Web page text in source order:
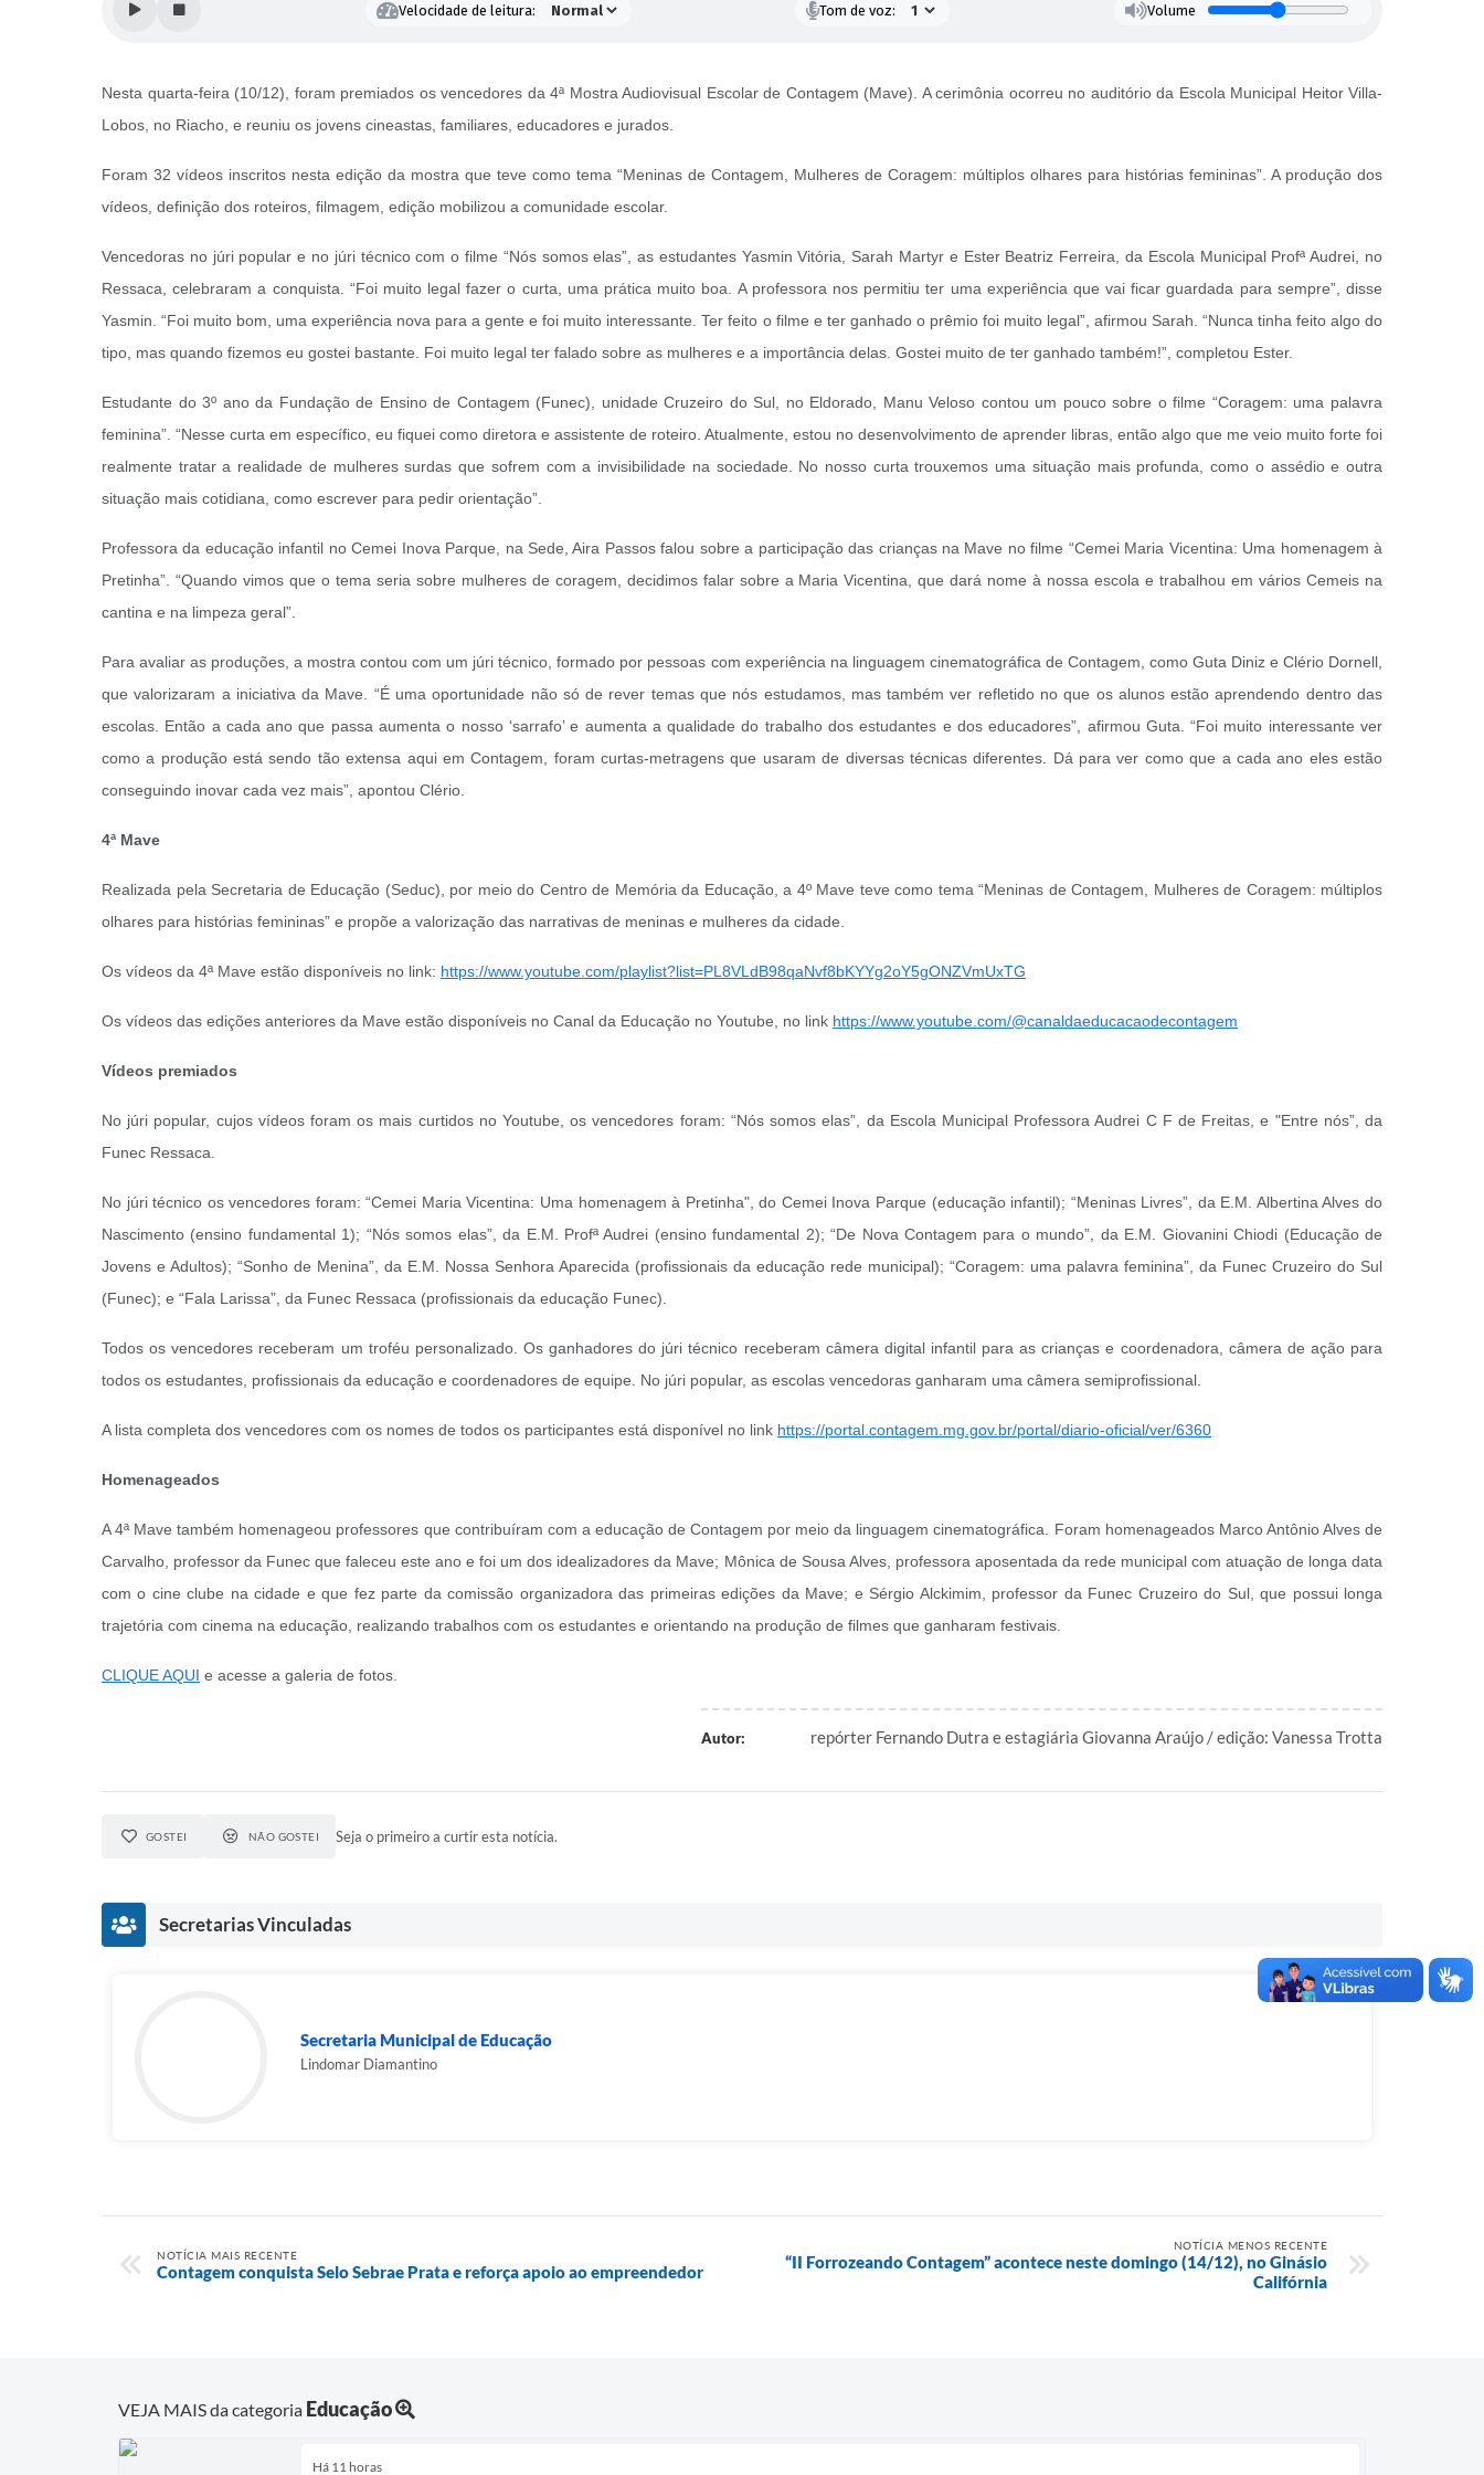
Velocidade de leitura: Tom de voz: Volume
Nesta quarta-feira (10/12), foram premiados os vencedores da 4ª Mostra Audiovisual Escolar de Contagem (Mave). A cerimônia ocorreu no auditório da Escola Municipal Heitor Villa-
Lobos, no Riacho, e reuniu os jovens cineastas, familiares, educadores e jurados.
Foram 32 vídeos inscritos nesta edição da mostra que teve como tema “Meninas de Contagem, Mulheres de Coragem: múltiplos olhares para histórias femininas”. A produção dos
vídeos, definição dos roteiros, filmagem, edição mobilizou a comunidade escolar.
Vencedoras no júri popular e no júri técnico com o filme “Nós somos elas”, as estudantes Yasmin Vitória, Sarah Martyr e Ester Beatriz Ferreira, da Escola Municipal Profª Audrei, no
Ressaca, celebraram a conquista. “Foi muito legal fazer o curta, uma prática muito boa. A professora nos permitiu ter uma experiência que vai ficar guardada para sempre”, disse
Yasmin. “Foi muito bom, uma experiência nova para a gente e foi muito interessante. Ter feito o filme e ter ganhado o prêmio foi muito legal”, afirmou Sarah. “Nunca tinha feito algo do
tipo, mas quando fizemos eu gostei bastante. Foi muito legal ter falado sobre as mulheres e a importância delas. Gostei muito de ter ganhado também!”, completou Ester.
Estudante do 3º ano da Fundação de Ensino de Contagem (Funec), unidade Cruzeiro do Sul, no Eldorado, Manu Veloso contou um pouco sobre o filme “Coragem: uma palavra
feminina”. “Nesse curta em específico, eu fiquei como diretora e assistente de roteiro. Atualmente, estou no desenvolvimento de aprender libras, então algo que me veio muito forte foi
realmente tratar a realidade de mulheres surdas que sofrem com a invisibilidade na sociedade. No nosso curta trouxemos uma situação mais profunda, como o assédio e outra
situação mais cotidiana, como escrever para pedir orientação”.
Professora da educação infantil no Cemei Inova Parque, na Sede, Aira Passos falou sobre a participação das crianças na Mave no filme “Cemei Maria Vicentina: Uma homenagem à
Pretinha”. “Quando vimos que o tema seria sobre mulheres de coragem, decidimos falar sobre a Maria Vicentina, que dará nome à nossa escola e trabalhou em vários Cemeis na
cantina e na limpeza geral”.
Para avaliar as produções, a mostra contou com um júri técnico, formado por pessoas com experiência na linguagem cinematográfica de Contagem, como Guta Diniz e Clério Dornell,
que valorizaram a iniciativa da Mave. “É uma oportunidade não só de rever temas que nós estudamos, mas também ver refletido no que os alunos estão aprendendo dentro das
escolas. Então a cada ano que passa aumenta o nosso ‘sarrafo’ e aumenta a qualidade do trabalho dos estudantes e dos educadores”, afirmou Guta. “Foi muito interessante ver
como a produção está sendo tão extensa aqui em Contagem, foram curtas-metragens que usaram de diversas técnicas diferentes. Dá para ver como que a cada ano eles estão
conseguindo inovar cada vez mais”, apontou Clério.
4ª Mave
Realizada pela Secretaria de Educação (Seduc), por meio do Centro de Memória da Educação, a 4º Mave teve como tema “Meninas de Contagem, Mulheres de Coragem: múltiplos
olhares para histórias femininas” e propõe a valorização das narrativas de meninas e mulheres da cidade.
Os vídeos da 4ª Mave estão disponíveis no link: https://www.youtube.com/playlist?list=PL8VLdB98qaNvf8bKYYg2oY5gONZVmUxTG
Os vídeos das edições anteriores da Mave estão disponíveis no Canal da Educação no Youtube, no link https://www.youtube.com/@canaldaeducacaodecontagem
Vídeos premiados
No júri popular, cujos vídeos foram os mais curtidos no Youtube, os vencedores foram: “Nós somos elas”, da Escola Municipal Professora Audrei C F de Freitas, e "Entre nós”, da
Funec Ressaca.
No júri técnico os vencedores foram: “Cemei Maria Vicentina: Uma homenagem à Pretinha", do Cemei Inova Parque (educação infantil); “Meninas Livres”, da E.M. Albertina Alves do
Nascimento (ensino fundamental 1); “Nós somos elas”, da E.M. Profª Audrei (ensino fundamental 2); “De Nova Contagem para o mundo”, da E.M. Giovanini Chiodi (Educação de
Jovens e Adultos); “Sonho de Menina”, da E.M. Nossa Senhora Aparecida (profissionais da educação rede municipal); “Coragem: uma palavra feminina”, da Funec Cruzeiro do Sul
(Funec); e “Fala Larissa”, da Funec Ressaca (profissionais da educação Funec).
Todos os vencedores receberam um troféu personalizado. Os ganhadores do júri técnico receberam câmera digital infantil para as crianças e coordenadora, câmera de ação para
todos os estudantes, profissionais da educação e coordenadores de equipe. No júri popular, as escolas vencedoras ganharam uma câmera semiprofissional.
A lista completa dos vencedores com os nomes de todos os participantes está disponível no link https://portal.contagem.mg.gov.br/portal/diario-oficial/ver/6360
Homenageados
A 4ª Mave também homenageou professores que contribuíram com a educação de Contagem por meio da linguagem cinematográfica. Foram homenageados Marco Antônio Alves de
Carvalho, professor da Funec que faleceu este ano e foi um dos idealizadores da Mave; Mônica de Sousa Alves, professora aposentada da rede municipal com atuação de longa data
com o cine clube na cidade e que fez parte da comissão organizadora das primeiras edições da Mave; e Sérgio Alckimim, professor da Funec Cruzeiro do Sul, que possui longa
trajetória com cinema na educação, realizando trabalhos com os estudantes e orientando na produção de filmes que ganharam festivais.
CLIQUE AQUI e acesse a galeria de fotos.
Autor: repórter Fernando Dutra e estagiária Giovanna Araújo / edição: Vanessa Trotta
GOSTEI NÃO GOSTEI Seja o primeiro a curtir esta notícia.
Secretarias Vinculadas
Secretaria Municipal de Educação
Lindomar Diamantino
NOTÍCIA MAIS RECENTE
Contagem conquista Selo Sebrae Prata e reforça apoio ao empreendedor
NOTÍCIA MENOS RECENTE
“II Forrozeando Contagem” acontece neste domingo (14/12), no Ginásio
Califórnia
VEJA MAIS da categoria Educação
Há 11 horas